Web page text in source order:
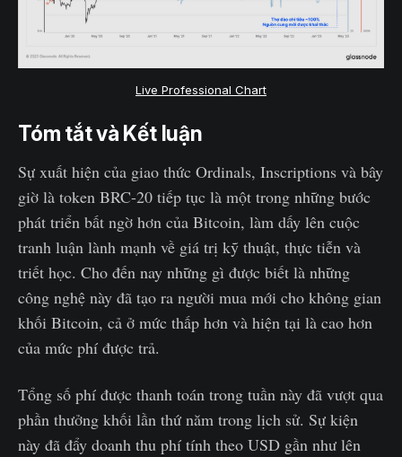
Live Professional Chart
Tóm tắt và Kết luận
Sự xuất hiện của giao thức Ordinals, Inscriptions và bây
giờ là token BRC-20 tiếp tục là một trong những bước
phát triển bất ngờ hơn của Bitcoin, làm dấy lên cuộc
tranh luận lành mạnh về giá trị kỹ thuật, thực tiễn và
triết học. Cho đến nay những gì được biết là những
công nghệ này đã tạo ra người mua mới cho không gian
khối Bitcoin, cả ở mức thấp hơn và hiện tại là cao hơn
của mức phí được trả.
Tổng số phí được thanh toán trong tuần này đã vượt qua
phần thưởng khối lần thứ năm trong lịch sử. Sự kiện
này đã đẩy doanh thu phí tính theo USD gần như lên